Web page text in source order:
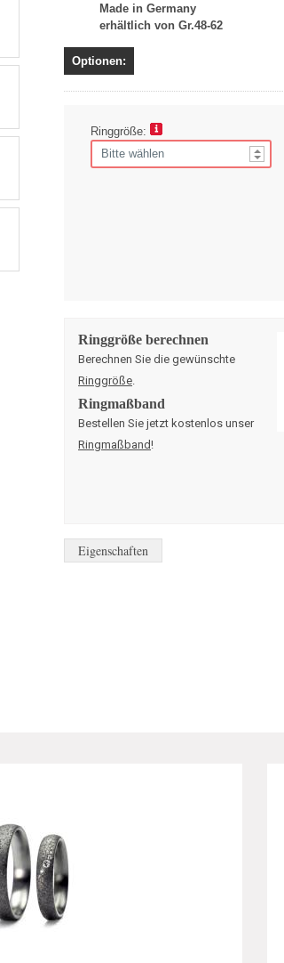
Made in Germany
erhältlich von Gr.48-62
Optionen:
Ringgröße:
Ringgröße berechnen
Berechnen Sie die gewünschte
Ringgröße
Ringmaßband
Bestellen Sie jetzt kostenlos unser
Ringmaßband!
Eigenschaften